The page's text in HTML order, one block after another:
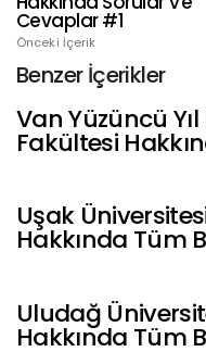
Cevaplar #1
Önceki İçerik
Benzer İçerikler
Van Yüzüncü
Fakültesi
Uşak
Hakkında Tüm
Uludağ
Hakkında Tüm